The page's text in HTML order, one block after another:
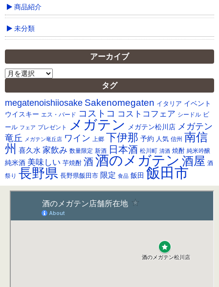
商品紹介
未分類
アーカイブ
ア
カ
イ
ブ
タグ
megatenoishiiosake Sakenomegaten イタリア イベント
ウイスキー エス・バード コストコ コストコフェア シードル ビ
ール フェア プレゼント メガテン メガテン松川店 メガテン
竜丘
メガテン竜丘店 ワイン 上郷 下伊那 予約 人気 信州 南信
州 喜久水 家飲み 数量限定 新酒 日本酒 松川町 清酒 焼酎 純米吟醸
純米酒 美味しい 芋焼酎 酒酒のメガテン 酒屋 酒
祭り 長野県 長野県飯田市 限定 食品 飯田 飯田市